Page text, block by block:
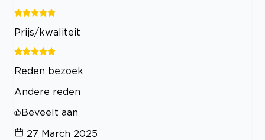
Prijs/kwaliteit
Reden bezoek
Andere reden
Beveelt aan
27 March 2025